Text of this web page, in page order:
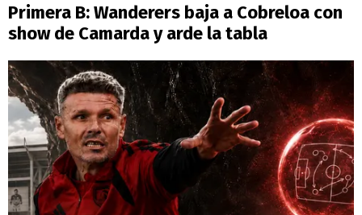
Primera B: Wanderers baja a Cobreloa con
show de Camarda y arde la tabla